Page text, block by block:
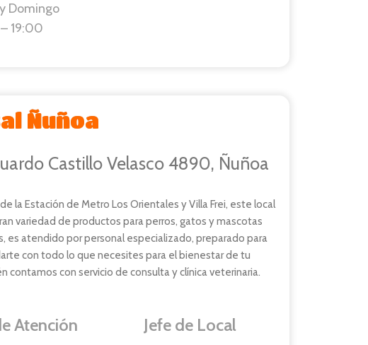
Domingo
19:00
Ñuñoa
Castillo Velasco 4890, Ñuñoa
la Estación de Metro Los Orientales y Villa Frei, este local
variedad de productos para perros, gatos y mascotas
es atendido por personal especializado, preparado para
con todo lo que necesites para el bienestar de tu
contamos con servicio de consulta y clínica veterinaria.
Atención Jefe de Local